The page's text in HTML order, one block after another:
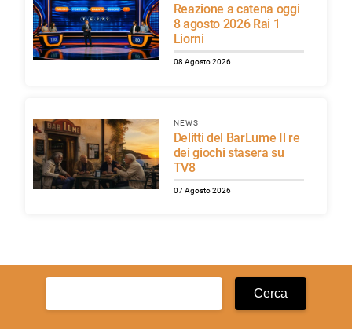
Reazione a catena oggi
8 agosto 2026 Rai 1
Liorni
08 Agosto 2026
NEWS
Delitti del BarLume Il re
dei giochi stasera su
TV8
07 Agosto 2026